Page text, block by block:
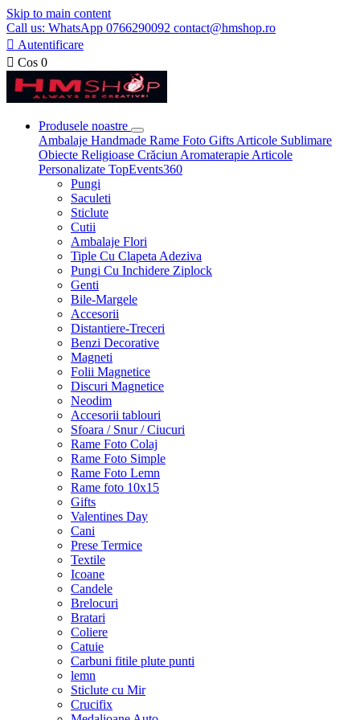
Skip to main content
Call us: WhatsApp 0766290092 contact@hmshop.ro
 Autentificare
 Cos 0
Produsele noastre
Ambalaje Handmade Rame Foto Gifts Articole Sublimare
Obiecte Religioase Crăciun Aromaterapie Articole
Personalizate TopEvents360
Pungi
Saculeti
Sticlute
Cutii
Ambalaje Flori
Tiple Cu Clapeta Adeziva
Pungi Cu Inchidere Ziplock
Genti
Bile-Margele
Accesorii
Distantiere-Treceri
Benzi Decorative
Magneti
Folii Magnetice
Discuri Magnetice
Neodim
Accesorii tablouri
Sfoara / Snur / Ciucuri
Rame Foto Colaj
Rame Foto Simple
Rame Foto Lemn
Rame foto 10x15
Gifts
Valentines Day
Cani
Prese Termice
Textile
Icoane
Candele
Brelocuri
Bratari
Coliere
Catuie
Carbuni fitile plute punti
lemn
Sticlute cu Mir
Crucifix